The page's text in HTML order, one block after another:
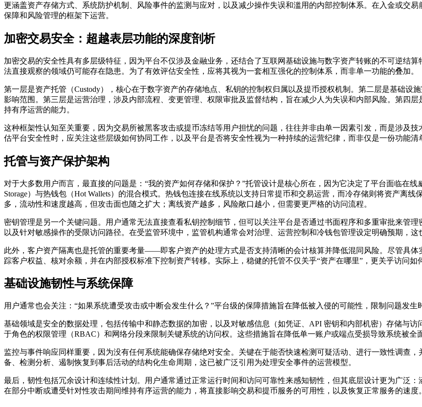
更涵盖资产存储方式、系统防护机制、风险事件的监测与应对，以及减少操作失误和滥用的内部控制体系。在入金或交
保障和风险管理的框架下运营。
加密交易安全：超越表层功能的深度剖析
加密交易的安全性具有多层级特征，因为平台不仅涉及金融业务，还结合了互联网基础设施与数字资产转账的不可逆结
法直接观察的领域仍可能存在隐患。为了有效评估安全性，应将其视为一套相互强化的控制体系，而非单一功能的叠加。
第一层是资产托管（Custody） ，核心在于数字资产的存储地点、私钥的控制权归属以及提币授权机制。第二层是基础设
影响范围。第三层是运营治理 ，涉及内部流程、变更管理、权限审批及监督结构，旨在减少人为失误和内部风险。第四层
持有序运营的能力。
这种框架性认知至关重要，因为交易所被黑客攻击或提币冻结等用户担忧的问题，往往并非由单一因素引发，而是涉及
估平台安全性时，应关注这些层级如何协同工作，以及平台是否将安全性视为一种持续的运营纪律，而非仅是一份功能清
托管与资产保护架构
对于大多数用户而言，最直接的问题是：“我的资产如何存储和保护？”托管设计是核心所在，因为它决定了平台面临在
Storage） 与热钱包（Hot Wallets）的混合模式。热钱包连接在线系统以支持日常提币和交易运营，而冷存储则将资产离
多，流动性和速度越高，但攻击面也随之扩大；离线资产越多，风险敞口越小，但需要更严格的访问流程。
密钥管理是另一个关键问题。用户通常无法直接查看私钥控制细节，但可以关注平台是否通过书面程序和多重审批来管
以及针对敏感操作的受限访问路径。在受监管环境中，监管机构通常会对治理、运营控制和冷钱包管理设定明确预期，这
此外， 客户资产隔离也是托管的重要考量——即客户资产的处理方式是否支持清晰的会计核算并降低混同风险。尽管具
踪客户权益、核对余额，并在内部授权标准下控制资产转移。实际上，稳健的托管不仅关乎“资产在哪里”，更关乎访问
基础设施韧性与系统保障
用户通常也会关注：“如果系统遭受攻击或中断会发生什么？”平台级的保障措施旨在降低被入侵的可能性，限制问题发生
基础领域是安全的数据处理 ，包括传输中和静态数据的加密，以及对敏感信息（如凭证、API 密钥和内部机密）存储与
于角色的权限管理（RBAC）和网络分段来限制关键系统的访问权。这些措施旨在降低单一账户或端点受损导致系统被全
监控与事件响应同样重要，因为没有任何系统能确保存储绝对安全。关键在于能否快速检测可疑活动、进行一致性调查
备、检测分析、遏制恢复到事后活动的结构化生命周期，这已被广泛引用为处理安全事件的运营模型。
最后， 韧性包括冗余设计和连续性计划。用户通常通过正常运行时间和访问可靠性来感知韧性，但其底层设计更为广泛
在部分中断或遭受针对性攻击期间维持有序运营的能力，将直接影响交易和提币服务的可用性，以及恢复正常服务的速度。